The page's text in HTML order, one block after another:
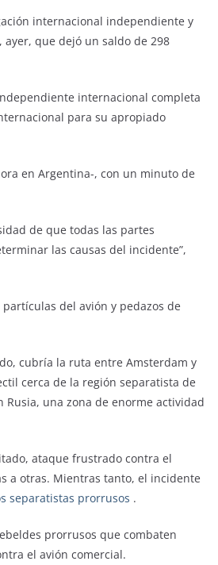
internacional independiente y
ayer, que dejó un saldo de 298
internacional completa
para su apropiado
en Argentina-, con un minuto de
de que todas las partes
las causas del incidente”,
del avión y pedazos de
cubría la ruta entre Amsterdam y
cerca de la región separatista de
una zona de enorme actividad
ataque frustrado contra el
a otras. Mientras tanto, el incidente
separatistas prorrusos .
prorrusos que combaten
el avión comercial.